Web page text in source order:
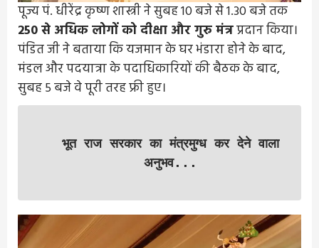
पूज्य पं. धीरेंद्र कृष्ण शास्त्री ने सुबह 10 बजे से 1.30 बजे तक
250 से अधिक लोगों को दीक्षा और गुरु मंत्रप्रदान किया।
पंडित जी ने बताया कि यजमान के घर भंडारा होने के बाद,
मंडल और पदयात्रा के पदाधिकारियों की बैठक के बाद,
सुबह 5 बजे वे पूरी तरह फ्री हुए।
भूत राज सरकार का मंत्रमुग्ध कर देने वाला
अनुभव...